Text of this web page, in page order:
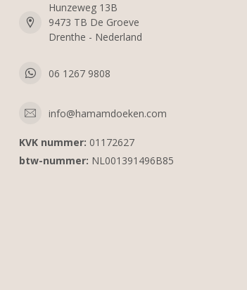
Hunzeweg 13B
9473 TB De Groeve
Drenthe - Nederland
06 1267 9808
info@hamamdoeken.com
KVK nummer: 01172627
btw-nummer: NL001391496B85